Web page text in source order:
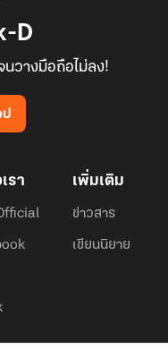
D
วางมือถือไม่ลง!
ป
รา เพิ่มเติม
ข่าวสาร
เขียนนิยาย